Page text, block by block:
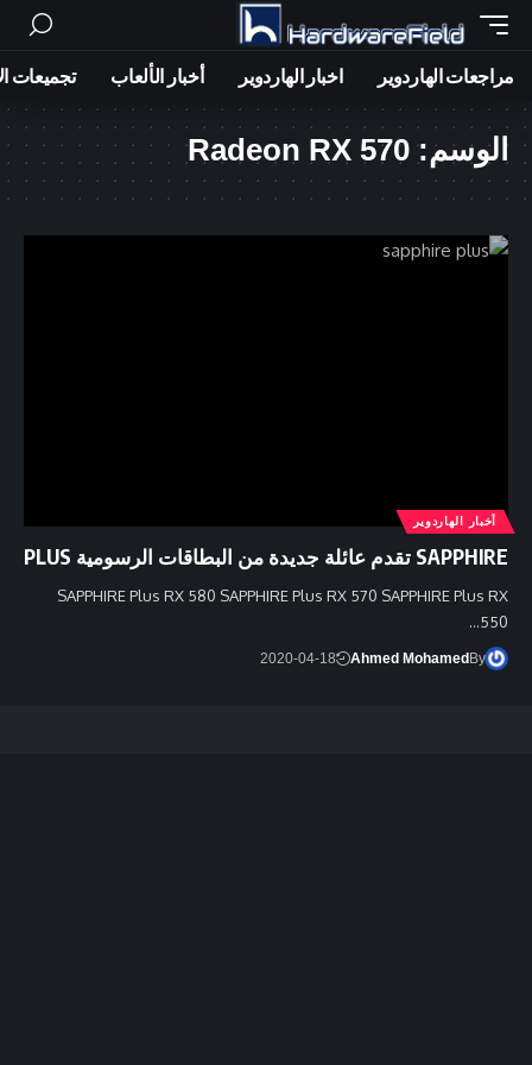
مراجعات الهاردوير اخبار الهاردوير أخبار الألعاب تجميعات
الوسم: Radeon RX 570
أخبار الهاردوير
SAPPHIRE تقدم عائلة جديدة من البطاقات الرسومية PLUS
SAPPHIRE Plus RX 580 SAPPHIRE Plus RX 570 SAPPHIRE Plus RX
550…
By
Ahmed Mohamed
2020-04-18